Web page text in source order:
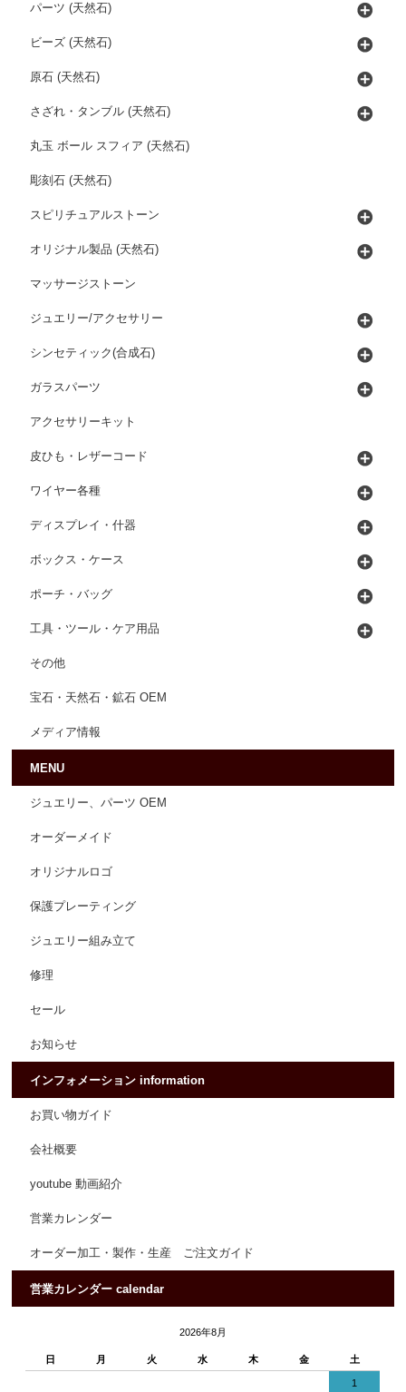
パーツ (天然石)
ビーズ (天然石)
原石 (天然石)
さざれ・タンブル (天然石)
丸玉 ボール スフィア (天然石)
彫刻石 (天然石)
スピリチュアルストーン
オリジナル製品 (天然石)
マッサージストーン
ジュエリー/アクセサリー
シンセティック(合成石)
ガラスパーツ
アクセサリーキット
皮ひも・レザーコード
ワイヤー各種
ディスプレイ・什器
ボックス・ケース
ポーチ・バッグ
工具・ツール・ケア用品
その他
宝石・天然石・鉱石 OEM
メディア情報
MENU
ジュエリー、パーツ OEM
オーダーメイド
オリジナルロゴ
保護プレーティング
ジュエリー組み立て
修理
セール
お知らせ
インフォメーション information
お買い物ガイド
会社概要
youtube 動画紹介
営業カレンダー
オーダー加工・製作・生産 ご注文ガイド
営業カレンダー calendar
2026年8月
日 月 火 水 木 金 土
1